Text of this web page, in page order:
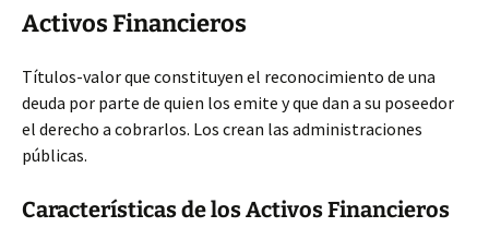
Activos Financieros
Títulos-valor que constituyen el reconocimiento de una
deuda por parte de quien los emite y que dan a su poseedor
el derecho a cobrarlos. Los crean las administraciones
públicas.
Características de los Activos Financieros